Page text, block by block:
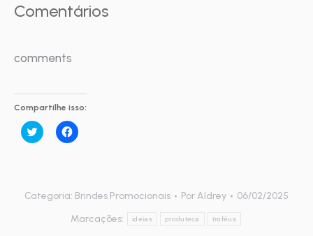
Comentários
comments
Compartilhe isso:
Clique
para
janela)
Clique
para
janela)
Categoria: Brindes Promocionais Por Aldrey
06/02/2025
Marcações:
ideias produteca troféus